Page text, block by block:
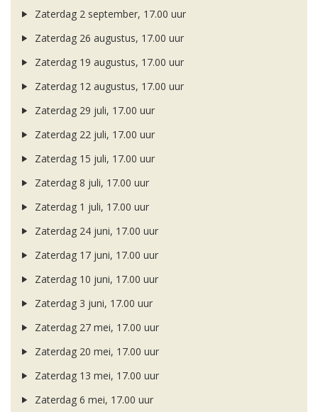
Zaterdag 2 september, 17.00 uur
Zaterdag 26 augustus, 17.00 uur
Zaterdag 19 augustus, 17.00 uur
Zaterdag 12 augustus, 17.00 uur
Zaterdag 29 juli, 17.00 uur
Zaterdag 22 juli, 17.00 uur
Zaterdag 15 juli, 17.00 uur
Zaterdag 8 juli, 17.00 uur
Zaterdag 1 juli, 17.00 uur
Zaterdag 24 juni, 17.00 uur
Zaterdag 17 juni, 17.00 uur
Zaterdag 10 juni, 17.00 uur
Zaterdag 3 juni, 17.00 uur
Zaterdag 27 mei, 17.00 uur
Zaterdag 20 mei, 17.00 uur
Zaterdag 13 mei, 17.00 uur
Zaterdag 6 mei, 17.00 uur